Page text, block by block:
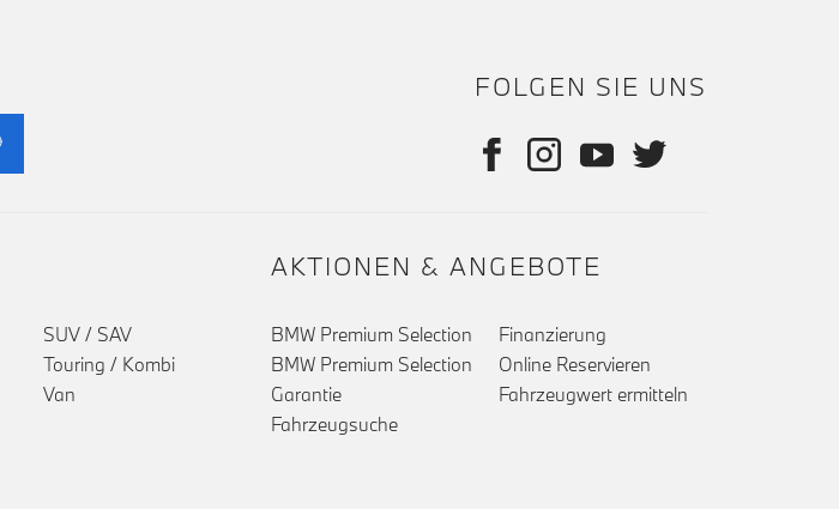
FOLGEN SIE UNS
SUV / SAV
Touring / Kombi
Van
AKTIONEN & ANGEBOTE
BMW Premium Selection
BMW Premium Selection
Garantie
Fahrzeugsuche
Finanzierung
Online Reservieren
Fahrzeugwert ermitteln